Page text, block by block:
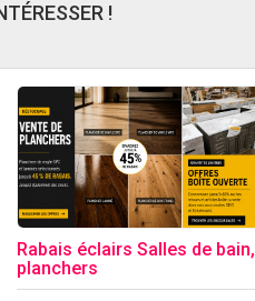
!
Rabais éclairs Salles de bain,
planchers